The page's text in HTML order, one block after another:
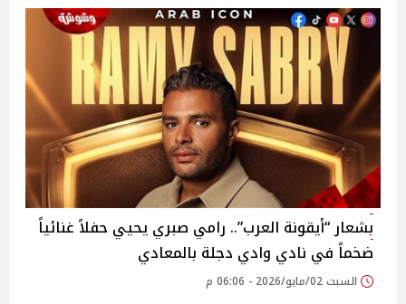
بشعار “أيقونة العرب”.. رامي صبري يحيي حفلاً غنائياً
ضخماً في نادي وادي دجلة بالمعادي
السبت 02/مايو/2026 - 06:06 م